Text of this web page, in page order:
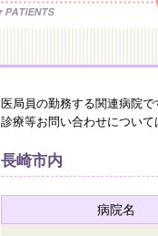
医局員の勤務する関連病院で
診療等お問い合わせについて
長崎市内
病院名